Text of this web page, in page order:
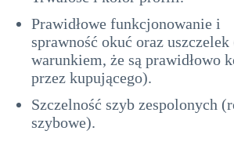
Prawidłowe funkcjonowanie i
sprawność okuć oraz uszczelek
warunkiem, że są prawidłowo
przez kupującego).
Szczelność szyb zespolonych
szybowe).